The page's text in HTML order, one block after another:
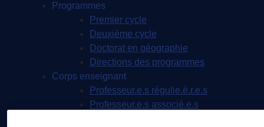
Programmes
Premier cycle
Deuxième cycle
Doctorat en géographie
Directions des programmes
Corps enseignant
Professeur.e.s régulie.è.r.e.s
Professeur.e.s associé.e.s